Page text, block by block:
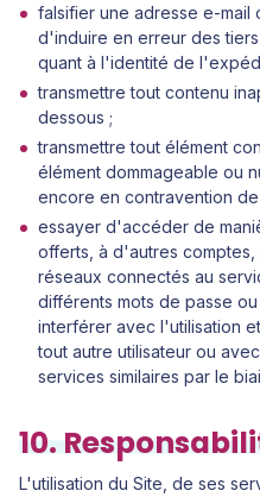
falsifier une adresse e-mail
d'induire en erreur des
quant à l'identité de
transmettre tout contenu
dessous ;
transmettre tout élément
élément dommageable ou
encore en contravention de
essayer d'accéder de
offerts, à d'autres comptes,
réseaux connectés au
différents mots de passe
interférer avec l'utilisation
tout autre utilisateur ou
services similaires par le
10.
L'utilisation du Site, de ses